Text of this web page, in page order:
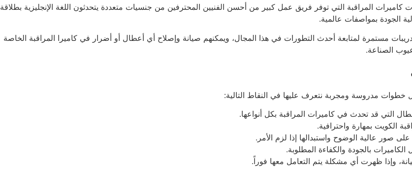
في خدمات كاميرات المراقبة التي توفر فريق عمل كبير من أحسن الفنيين المحترفين من جنسيات متعددة يتحدثون اللغة الإنجليزية بطلاقة
الجودة بمواصفات عالمية.
مستمرة لمتابعة أحدث التطورات في هذا المجال، ويمكنهم صيانة وإصلاح أي أعطال أو أضرار في كاميرا المراقبة الخاصة
الصناعة.
خطوات مدروسة ومجربة نتعرف عليها في النقاط التالية:
التي قد تحدث في كاميرات المراقبة بكل أنواعها.
الكويت بمهارة واحترافية.
صور عالية الوضوح واستبدالها إذا لزم الأمر.
بالجودة والكفاءة المطلوبة.
وإذا ظهرت أي مشكلة يتم التعامل معها فوراً.